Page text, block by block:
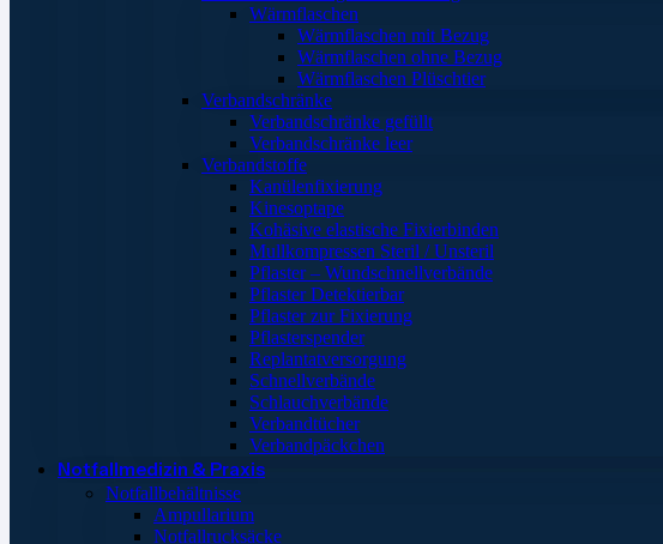
Wärmflaschen
Wärmflaschen mit Bezug
Wärmflaschen ohne Bezug
Wärmflaschen Plüschtier
Verbandschränke
Verbandschränke gefüllt
Verbandschränke leer
Verbandstoffe
Kanülenfixierung
Kinesoptape
Kohäsive elastische Fixierbinden
Mullkompressen Steril / Unsteril
Pflaster – Wundschnellverbände
Pflaster Detektierbar
Pflaster zur Fixierung
Pflasterspender
Replantatversorgung
Schnellverbände
Schlauchverbände
Verbandtücher
Verbandpäckchen
Notfallmedizin & Praxis
Notfallbehältnisse
Ampullarium
Notfallrucksäcke